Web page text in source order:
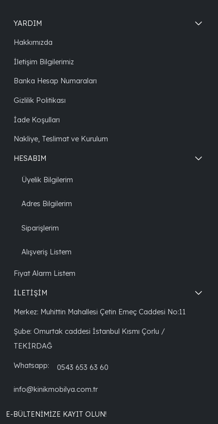
YARDIM
Hakkımızda
İletişim Bilgilerimiz
Banka Hesap Numaraları
Gizlilik Politikası
İade Koşulları
Nakliye, Teslimat ve Kurulum
HESABIM
Üyelik Bilgilerim
Adres Bilgilerim
Siparişlerim
Alışveriş Listem
Fiyat Alarm Listem
İLETİŞİM
Merkez: Muhittin Mahallesi Çetin Emeç Caddesi No:11
Şube: Omurtak caddesi İstanbul Kısmı Çorlu /
TEKİRDAĞ
Whatsapp: 0543 653 63 60
info@kinikmobilya.com.tr
E-BÜLTENIMIZE KAYIT OLUN!